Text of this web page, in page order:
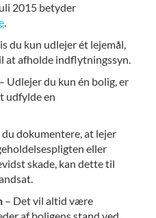
2015 betyder
.
du kun udlejer ét lejemål,
at afholde indflytningssyn.
– Udlejer du kun én bolig, er
udfylde en
du dokumentere, at lejer
eller
skade, kan dette til
– Det vil altid være